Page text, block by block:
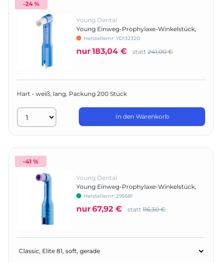
-24 %
Young Dental
Young Einweg-Prophylaxe-Winkelstück,
Classic Turbo™
Herstellernr: YD132320
nur183,04 € statt 241,00 €
Hart - weiß, lang, Packung 200 Stück
In den Warenkorb
-41 %
Young Dental
Young Einweg-Prophylaxe-Winkelstück,
Elite™
Herstellernr: 295681
nur67,92 € statt 116,30 €